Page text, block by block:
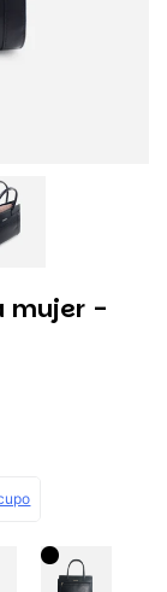
mujer -